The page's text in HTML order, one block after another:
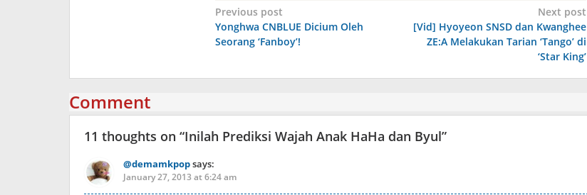
Post
navigation
Previous post
Yonghwa CNBLUE Dicium Oleh
Seorang ‘Fanboy’!
Next post
[Vid] Hyoyeon SNSD dan Kwanghee
ZE:A Melakukan Tarian ‘Tango’ di
‘Star King’
Comment
11 thoughts on “Inilah Prediksi Wajah Anak HaHa dan Byul”
@demamkpopsays:
January 27, 2013 at 6:24 am